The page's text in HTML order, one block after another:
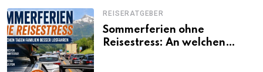
REISERATGEBER
Sommerferien ohne
Reisestress: An welchen